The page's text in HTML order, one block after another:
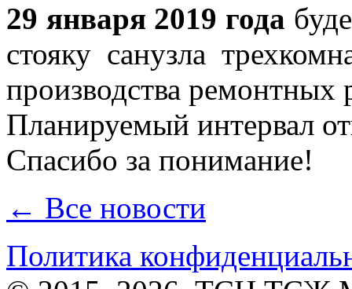
29 января 2019 года
стояку санузла
производства ремонтных
Планируемый интервал
Спасибо за понимание!
← Все новости
Политика